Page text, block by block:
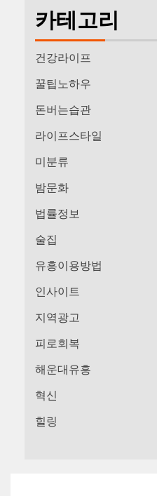
카테고리
건강라이프
꿀팁노하우
돈버는습관
라이프스타일
미분류
밤문화
법률정보
술집
유흥이용방법
인사이트
지역광고
피로회복
해운대유흥
혁신
힐링